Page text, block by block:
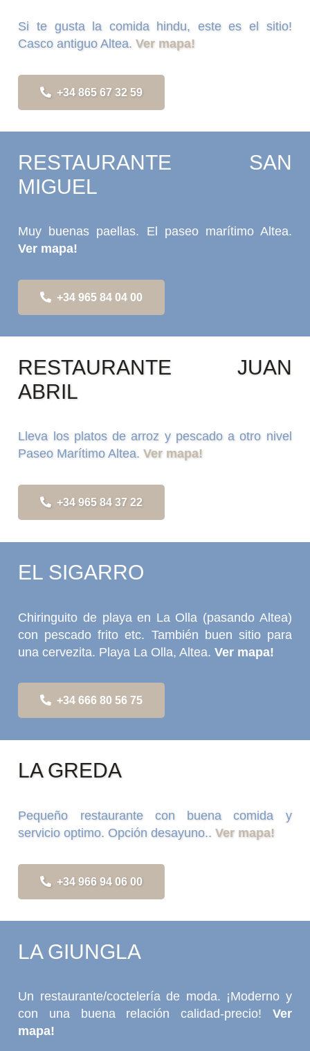
Si te gusta la comida hindu, este es el sitio!
Casco antiguo Altea.Ver mapa!
+34 865 67 32 59
RESTAURANTE SAN
MIGUEL
Muy buenas paellas. El paseo marítimo Altea.
Ver mapa!
+34 965 84 04 00
RESTAURANTE JUAN
ABRIL
Lleva los platos de arroz y pescado a otro nivel
Paseo Marítimo Altea.Ver mapa!
+34 965 84 37 22
EL SIGARRO
Chiringuito de playa en La Olla (pasando Altea)
con pescado frito etc. También buen sitio para
una cervezita. Playa La Olla, Altea.Ver mapa!
+34 666 80 56 75
LA GREDA
Pequeño restaurante con buena comida y
servicio optimo. Opción desayuno..Ver mapa!
+34 966 94 06 00
LA GIUNGLA
Un restaurante/coctelería de moda. ¡Moderno y
con una buena relación calidad-precio! Ver
mapa!